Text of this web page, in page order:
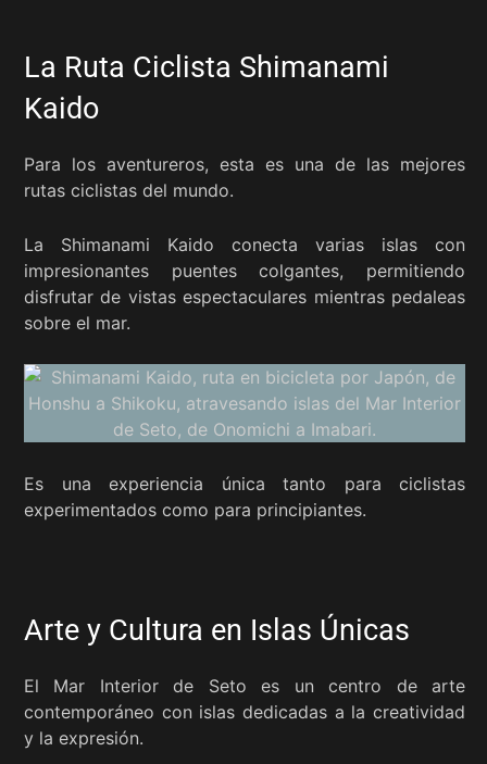
La Ruta Ciclista Shimanami
Kaido
Para los aventureros, esta es una de las mejores
rutas ciclistas del mundo.
La Shimanami Kaido conecta varias islas con
impresionantes puentes colgantes, permitiendo
disfrutar de vistas espectaculares mientras pedaleas
sobre el mar.
Es una experiencia única tanto para ciclistas
experimentados como para principiantes.
Arte y Cultura en Islas Únicas
El Mar Interior de Seto es un centro de arte
contemporáneo con islas dedicadas a la creatividad
y la expresión.